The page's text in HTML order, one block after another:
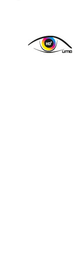
von Dokumental
dokumentenecht.